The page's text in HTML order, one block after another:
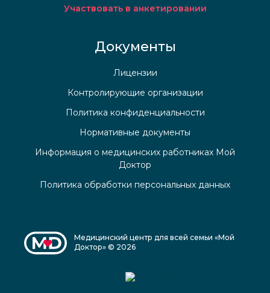
Участвовать в анкетировании
Документы
Лицензии
Контролирующие организации
Политика конфиденциальности
Нормативные документы
Информация о медицинских работниках Мой
Доктор
Политика обработки персональных данных
Медицинский центр для всей семьи «Мой
Доктор» © 2026